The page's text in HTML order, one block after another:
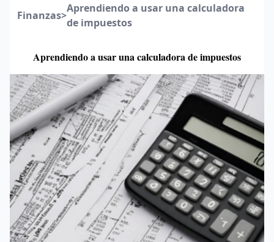
Finanzas>
Aprendiendo a usar una calculadora
de impuestos
Aprendiendo a usar una calculadora de impuestos